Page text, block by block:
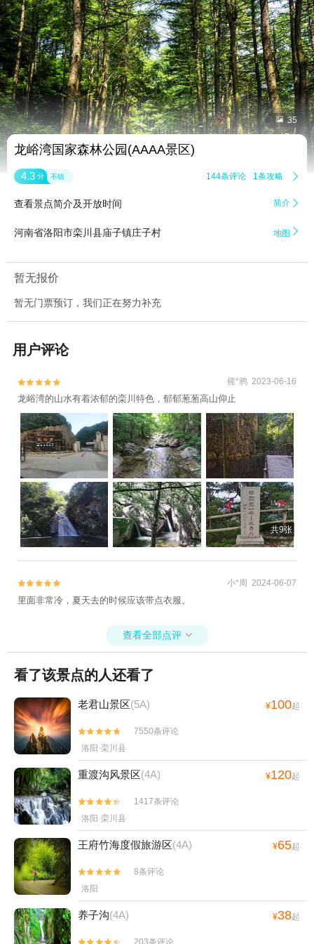
 35
龙峪湾国家森林公园(AAAA景区)
4.3 分 不错 144条评论 1条攻略 
查看景点简介及开放时间 简介 
河南省洛阳市栾川县庙子镇庄子村 地图 
暂无报价
暂无门票预订，我们正在努力补充
用户评论

 摇*鸦 2023-06-16
龙峪湾的山水有着浓郁的栾川特色，郁郁葱葱高山仰止
共9张

 小*周 2024-06-07
里面非常冷，夏天去的时候应该带点衣服。
查看全部点评 
看了该景点的人还看了
老君山景区(5A) ¥100起


7550条评论
洛阳·栾川县
重渡沟风景区(4A) ¥120起


1417条评论
洛阳·栾川县
王府竹海度假旅游区(4A) ¥65起


8条评论
洛阳
养子沟(4A) ¥38起

 203条评论
